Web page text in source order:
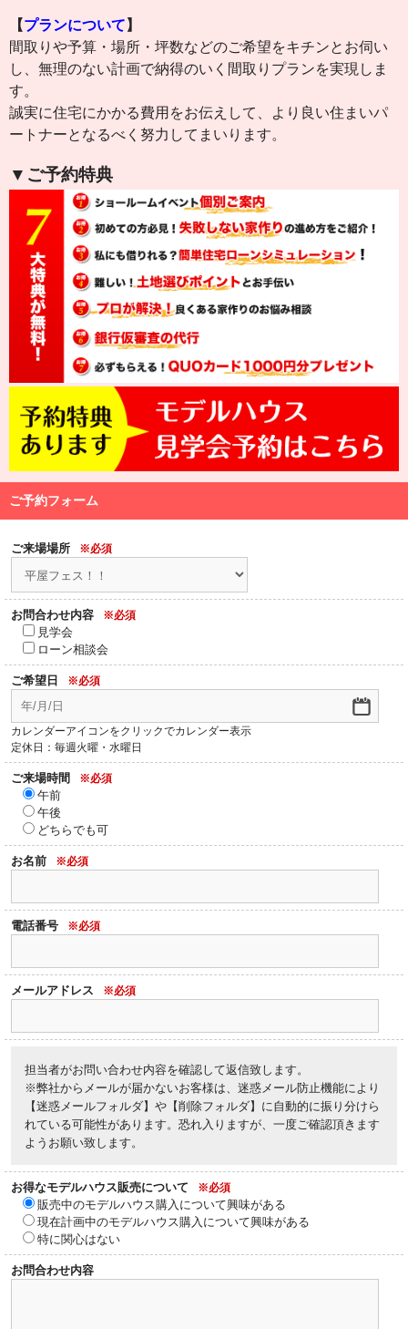
【プランについて 】
間取りや予算・場所・坪数などのご希望をキチンとお伺い
し、無理のない計画で納得のいく間取りプランを実現しま
す。
誠実に住宅にかかる費用をお伝えして、より良い住まいパ
ートナーとなるべく努力してまいります。
▼ご予約特典
ご予約フォーム
ご来場場所 ※必須
お問合わせ内容 ※必須
見学会
ローン相談会
ご希望日 ※必須
カレンダーアイコンをクリックでカレンダー表示
定休日：毎週火曜・水曜日
ご来場時間 ※必須
午前
午後
どちらでも可
お名前 ※必須
電話番号 ※必須
メールアドレス ※必須
担当者がお問い合わせ内容を確認して返信致します。
※弊社からメールが届かないお客様は、迷惑メール防止機能により
【迷惑メールフォルダ】や【削除フォルダ】に自動的に振り分けら
れている可能性があります。恐れ入りますが、一度ご確認頂きます
ようお願い致します。
お得なモデルハウス販売について ※必須
販売中のモデルハウス購入について興味がある
現在計画中のモデルハウス購入について興味がある
特に関心はない
お問合わせ内容